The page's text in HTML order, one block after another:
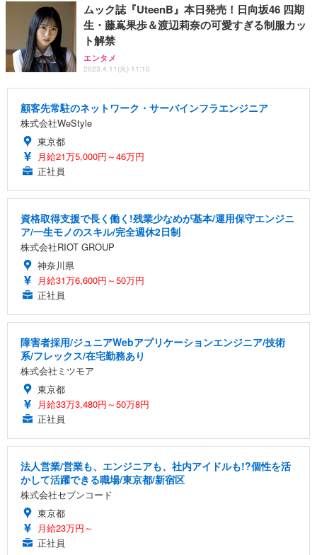
ムック誌『UteenB』本日発売！日向坂46 四期
生・藤嶌果歩＆渡辺莉奈の可愛すぎる制服カッ
ト解禁
エンタメ
2023.4.11(火) 11:10
顧客先常駐のネットワーク・サーバインフラエンジニア
株式会社WeStyle
東京都
月給21万5,000円～46万円
正社員
資格取得支援で長く働く!残業少なめが基本/運用保守エンジニ
ア/一生モノのスキル/完全週休2日制
株式会社RIOT GROUP
神奈川県
月給31万6,600円～50万円
正社員
障害者採用/ジュニアWebアプリケーションエンジニア/技術
系/フレックス/在宅勤務あり
株式会社ミツモア
東京都
月給33万3,480円～50万8円
正社員
法人営業/営業も、エンジニアも、社内アイドルも!?個性を活
かして活躍できる職場/東京都/新宿区
株式会社セブンコード
東京都
月給23万円～
正社員